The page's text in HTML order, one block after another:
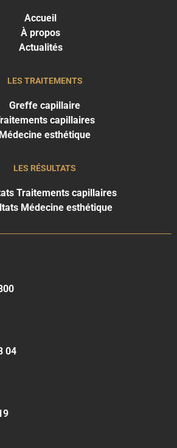
Accueil
À propos
Actualités
LES TRAITEMENTS
Greffe capillaire
capillaires
Médecine esthétique
LES RÉSULTATS
Traitements capillaires
Médecine esthétique
04